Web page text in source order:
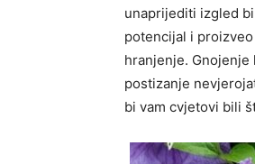
unaprijediti izgled
potencijal i
hranjenje.
postizanje
bi vam cvjetovi bili